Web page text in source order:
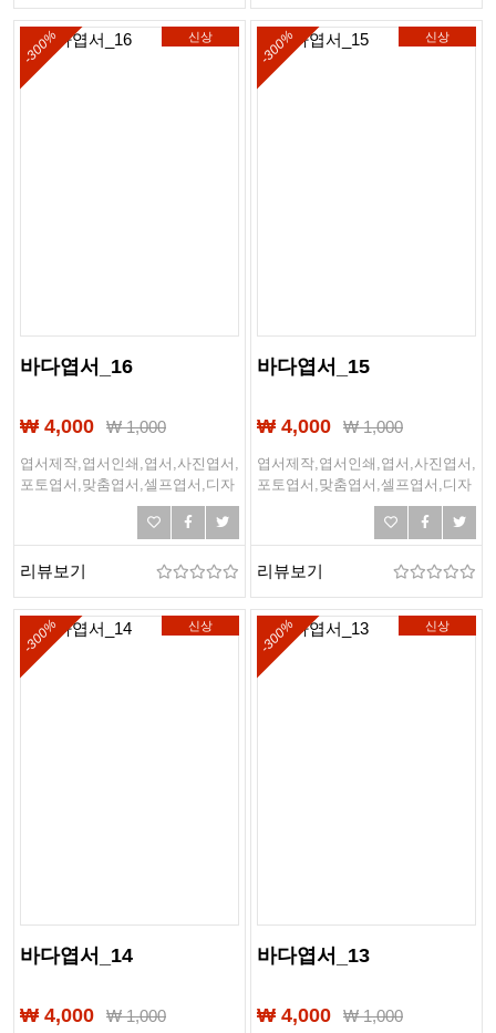
신상
-300%
바다엽서_16
₩ 4,000 ₩1,000
엽서제작,엽서인쇄,엽서,사진엽서,
포토엽서,맞춤엽서,셀프엽서,디자
인엽서,여행엽서,여행,바다,바닷
가,해변,여름,해외여행
리뷰보기
신상
-300%
바다엽서_15
₩ 4,000 ₩1,000
엽서제작,엽서인쇄,엽서,사진엽서,
포토엽서,맞춤엽서,셀프엽서,디자
인엽서,여행엽서,여행,바다,바닷
가,해변,여름,해외여행
리뷰보기
신상
-300%
바다엽서_14
₩ 4,000 ₩1,000
신상
-300%
바다엽서_13
₩ 4,000 ₩1,000